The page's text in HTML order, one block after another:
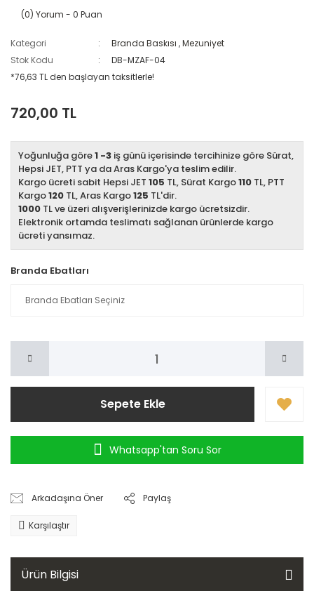
(0) Yorum - 0 Puan
Kategori Branda Baskısı ,Mezuniyet
Stok Kodu
DB-MZAF-04
*76,63 TL den başlayan taksitlerle!
720,00 TL
Yoğunluğa göre1 -3 iş günü içerisinde tercihinize göre Sürat,
Hepsi JET, PTT ya da Aras Kargo'ya teslim edilir.
Kargo ücreti sabit Hepsi JET 105 TL, Sürat Kargo110 TL, PTT
Kargo120 TL, Aras Kargo125 TL'dir.
1000 TL ve üzeri alışverişlerinizde kargo ücretsizdir.
Elektronik ortamda teslimatı sağlanan ürünlerde kargo
ücreti yansımaz.
Branda Ebatları
Sepete Ekle
Whatsapp'tan Soru Sor
Arkadaşına Öner Paylaş
Karşılaştır
Ürün Bilgisi